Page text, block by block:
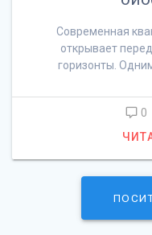
Современная
открывает
горизонты.
0